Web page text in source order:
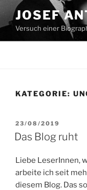
Inhalt
springen
JOSEF
Versuch einer
KATEGORIE:
VERÖFFENTLICHT
AM
23/08/2019
Das Blog ruht
Liebe LeserInnen,
arbeite ich seit
diesem Blog. Das